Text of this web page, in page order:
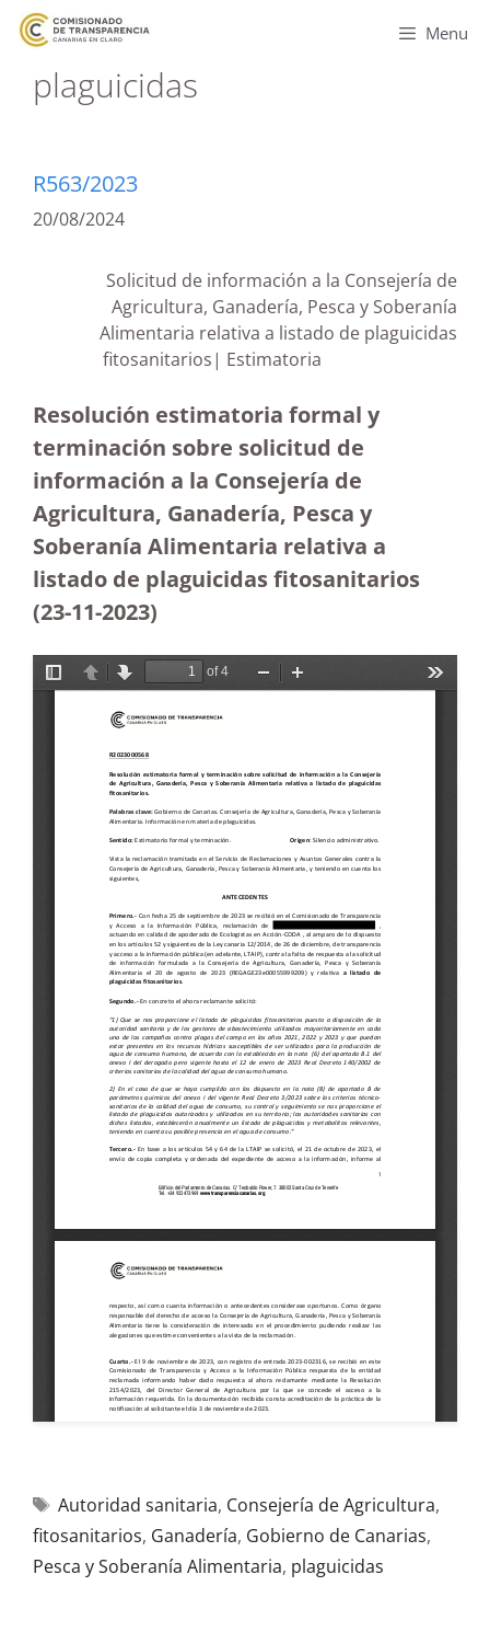
Menu
plaguicidas
R563/2023
20/08/2024
Solicitud de información a la Consejería de
Agricultura, Ganadería, Pesca y Soberanía
Alimentaria relativa a listado de plaguicidas
fitosanitarios| Estimatoria
Resolución estimatoria formal y
terminación sobre solicitud de
información a la Consejería de
Agricultura, Ganadería, Pesca y
Soberanía Alimentaria relativa a
listado de plaguicidas fitosanitarios
(23-11-2023)
Autoridad sanitaria, Consejería de Agricultura,
fitosanitarios, Ganadería, Gobierno de Canarias,
Pesca y Soberanía Alimentaria, plaguicidas